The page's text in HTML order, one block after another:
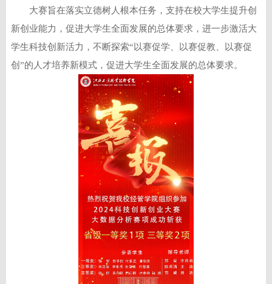
大赛旨在落实立德树人根本任务，支持在校大学生提升创
新创业能力，促进大学生全面发展的总体要求，进一步激活大
学生科技创新活力，不断探索“以赛促学、以赛促教、以赛促
创”的人才培养新模式，促进大学生全面发展的总体要求。